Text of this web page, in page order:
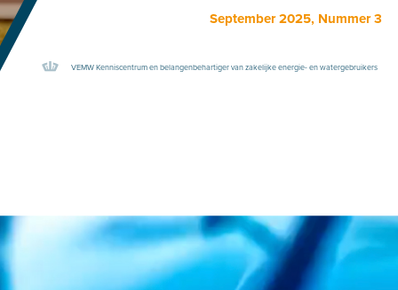
September 2025, Nummer 3
VEMW Kenniscentrum en belangenbehartiger van zakelijke energie- en watergebruikers